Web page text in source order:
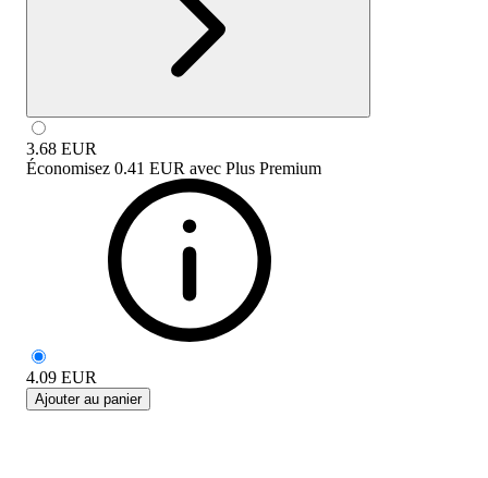
3.68 EUR
Économisez 0.41 EUR avec Plus Premium
4.09 EUR
Ajouter au panier